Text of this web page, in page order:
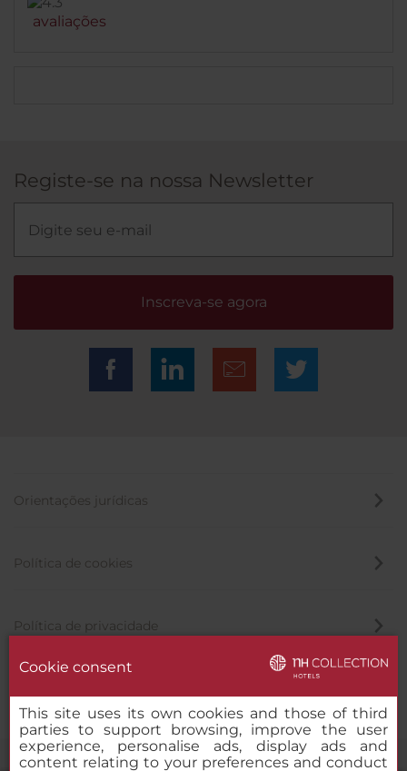
avaliações
Registe-se na nossa Newsletter
Inscreva-se agora
Orientações jurídicas
Política de cookies
Política de privacidade
Cookie consent
This site uses its own cookies and those of third
parties to support browsing, improve the user
experience, personalise ads, display ads and
content relating to your preferences and conduct